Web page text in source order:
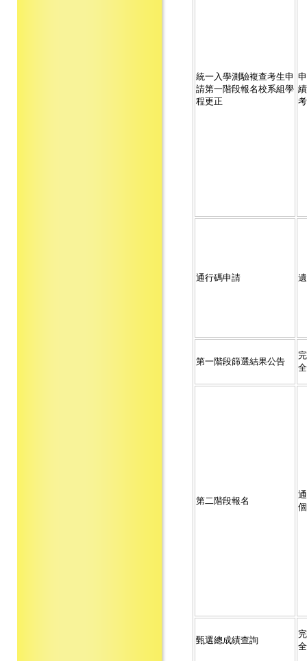
統一入學測驗複查考生申
請第一階段報名校系組學
程更正
通行碼申請
第一階段篩選結果公告
第二階段報名
甄選總成績查詢